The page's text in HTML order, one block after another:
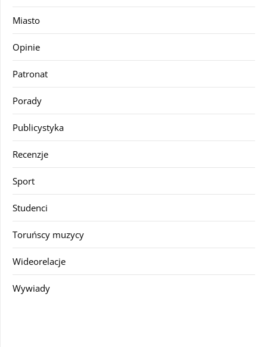
Miasto
Opinie
Patronat
Porady
Publicystyka
Recenzje
Sport
Studenci
Toruńscy muzycy
Wideorelacje
Wywiady